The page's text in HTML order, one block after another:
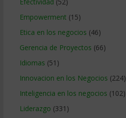
Empowerment (15)
Etica en los negocios (46)
Gerencia de Proyectos (66)
Idiomas (51)
Innovacion en los Negocios (224)
Inteligencia en los negocios (102)
Liderazgo (331)